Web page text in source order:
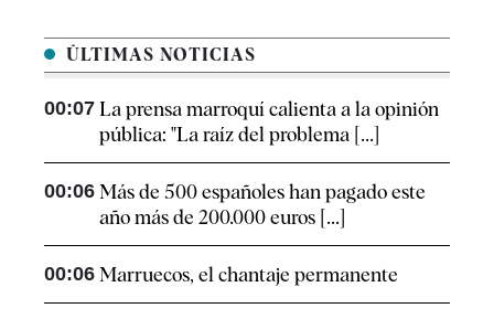
ÚLTIMAS NOTICIAS
00:07 La prensa marroquí calienta a la opinión
pública: "La raíz del problema [...]
00:06 Más de 500 españoles han pagado este
año más de 200.000 euros [...]
00:06 Marruecos, el chantaje permanente